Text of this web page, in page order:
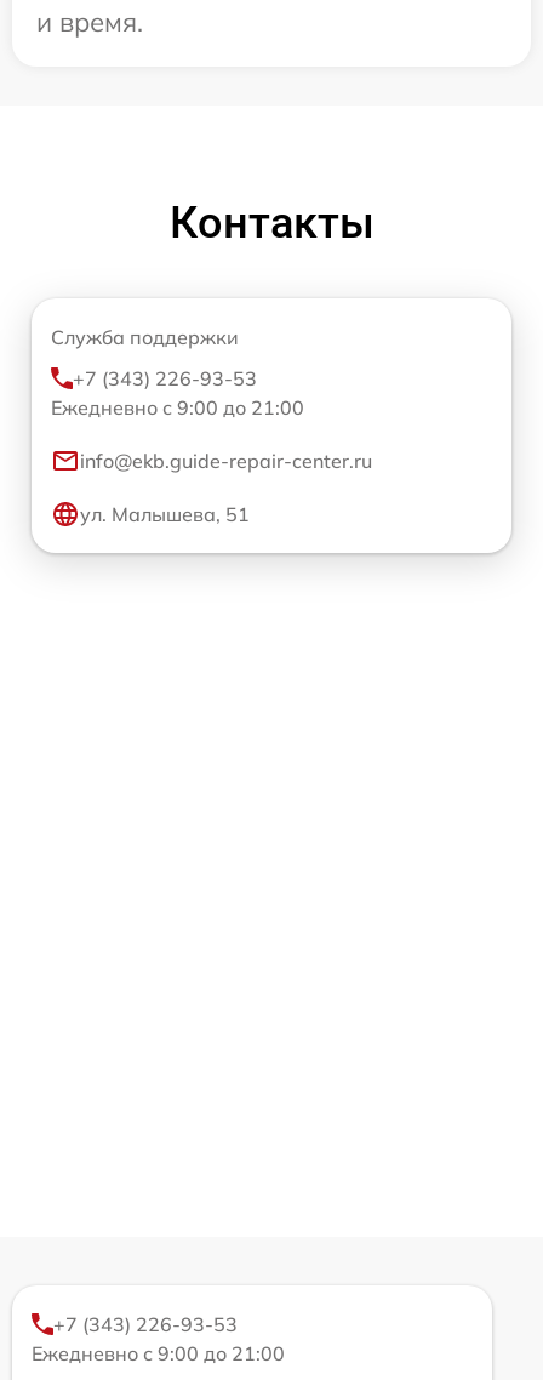
и время.
Контакты
Служба поддержки
+7 (343) 226-93-53
Ежедневно с 9:00 до 21:00
info@ekb.guide-repair-center.ru
ул. Малышева, 51
+7 (343) 226-93-53
Ежедневно с 9:00 до 21:00